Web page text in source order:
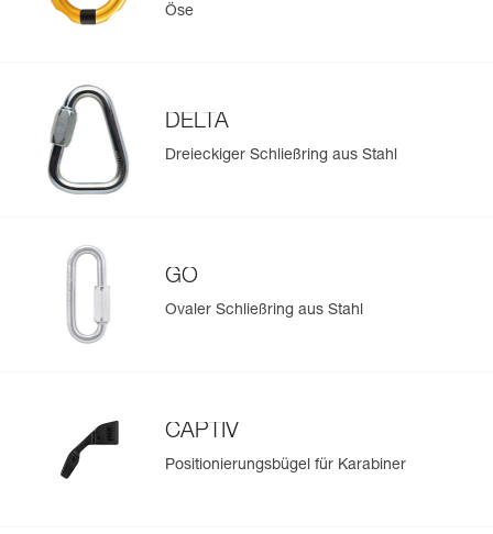
Öse
DELTA
Dreieckiger Schließring aus Stahl
GO
Ovaler Schließring aus Stahl
CAPTIV
Positionierungsbügel für Karabiner